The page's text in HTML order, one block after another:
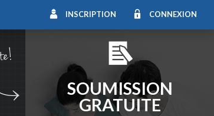
CONNEXION
INSCRIPTION
SOUMISSION
GRATUITE